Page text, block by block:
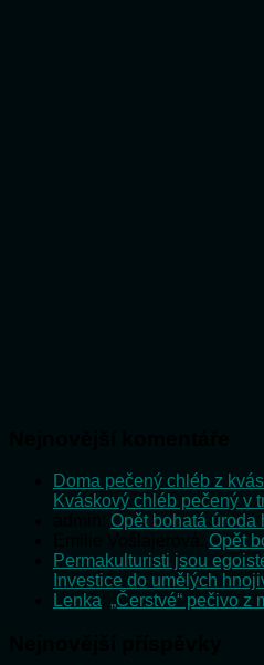
Doma pečený chléb z
Kváskový chléb pečený v
Opět bohatá úroda
Opět
Permakulturisti jsou
Investice do umělých
Lenka „Čerstvé“ pečivo z